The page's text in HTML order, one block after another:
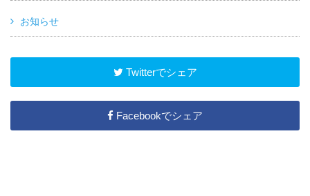
お知らせ
Twitterでシェア
Facebookでシェア